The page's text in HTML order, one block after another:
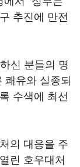
추진에 만전
신 분들의 명
유와 실종되
수색에 최선
의 대응을 주
린 호우대처